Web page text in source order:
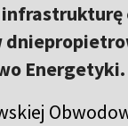
Energetyki.